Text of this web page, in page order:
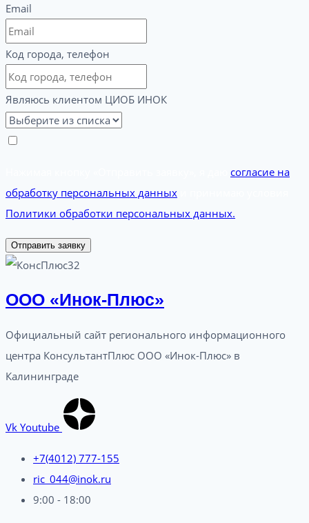
Email
Код города, телефон
Являюсь клиентом ЦИОБ ИНОК
согласие на
обработку персональных данных
Политики обработки персональных данных.
Отправить заявку
ООО «Инок-Плюс»
Официальный сайт регионального информационного
центра КонсультантПлюс ООО «Инок-Плюс» в
Калининграде
Vk Youtube
+7(4012) 777-155
ric_044@inok.ru
9:00 - 18:00